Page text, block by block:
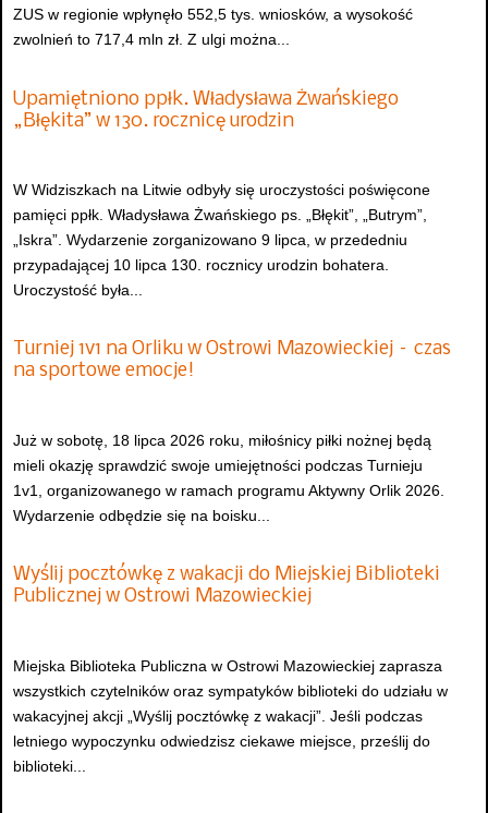
ZUS w regionie wpłynęło 552,5 tys. wniosków, a wysokość
zwolnień to 717,4 mln zł. Z ulgi można...
Upamiętniono ppłk. Władysława Żwańskiego
„Błękita” w 130. rocznicę urodzin
W Widziszkach na Litwie odbyły się uroczystości poświęcone
pamięci ppłk. Władysława Żwańskiego ps. „Błękit”, „Butrym”,
„Iskra”. Wydarzenie zorganizowano 9 lipca, w przededniu
przypadającej 10 lipca 130. rocznicy urodzin bohatera.
Uroczystość była...
Turniej 1v1 na Orliku w Ostrowi Mazowieckiej – czas
na sportowe emocje!
Już w sobotę, 18 lipca 2026 roku, miłośnicy piłki nożnej będą
mieli okazję sprawdzić swoje umiejętności podczas Turnieju
1v1, organizowanego w ramach programu Aktywny Orlik 2026.
Wydarzenie odbędzie się na boisku...
Wyślij pocztówkę z wakacji do Miejskiej Biblioteki
Publicznej w Ostrowi Mazowieckiej
Miejska Biblioteka Publiczna w Ostrowi Mazowieckiej zaprasza
wszystkich czytelników oraz sympatyków biblioteki do udziału w
wakacyjnej akcji „Wyślij pocztówkę z wakacji”. Jeśli podczas
letniego wypoczynku odwiedzisz ciekawe miejsce, prześlij do
biblioteki...